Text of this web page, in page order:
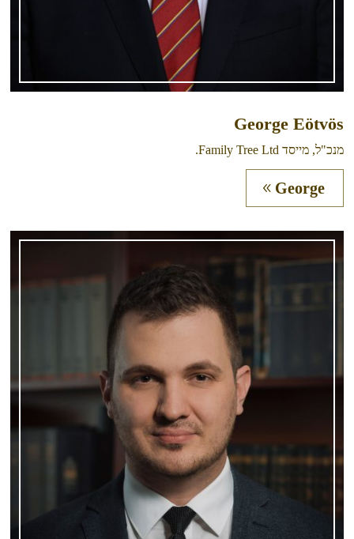
George Eötvös
מנכ"ל, מייסד Family Tree Ltd.
George